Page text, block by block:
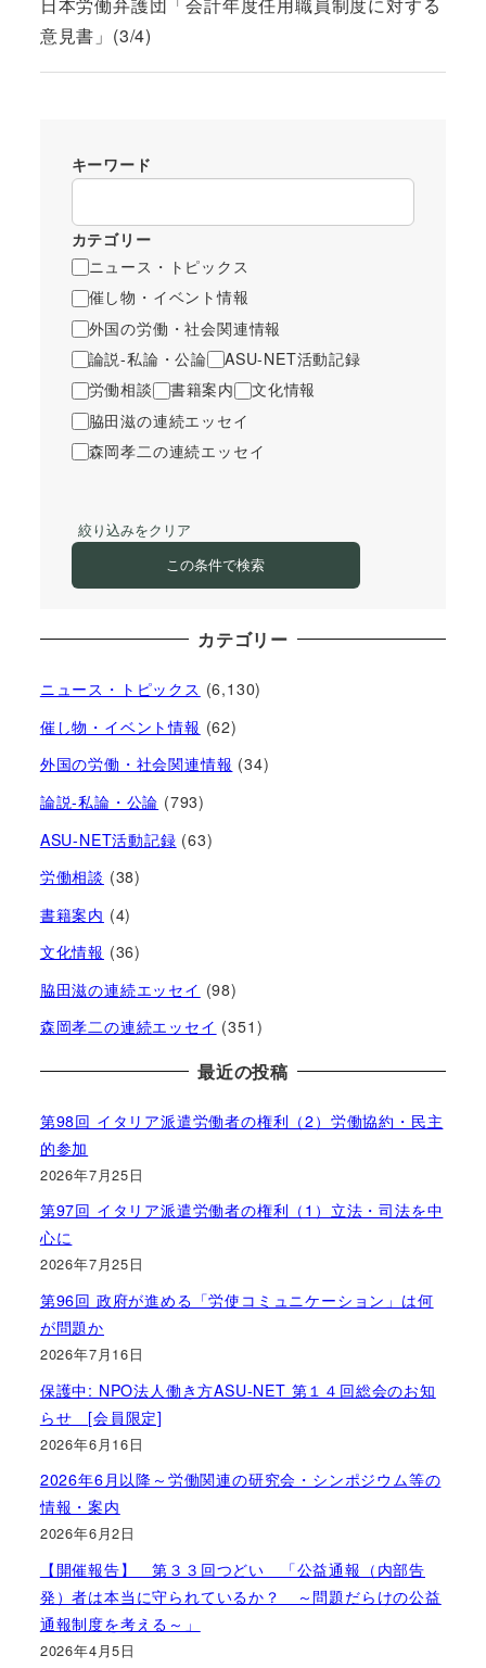
日本労働弁護団「会計年度任用職員制度に対する
意見書」(3/4)
キーワード
カテゴリー
ニュース・トピックス
催し物・イベント情報
外国の労働・社会関連情報
論説-私論・公論
ASU-NET活動記録
労働相談
書籍案内
文化情報
脇田滋の連続エッセイ
森岡孝二の連続エッセイ
絞り込みをクリア
この条件で検索
カテゴリー
ニュース・トピックス (6,130)
催し物・イベント情報 (62)
外国の労働・社会関連情報 (34)
論説-私論・公論 (793)
ASU-NET活動記録 (63)
労働相談 (38)
書籍案内 (4)
文化情報 (36)
脇田滋の連続エッセイ (98)
森岡孝二の連続エッセイ (351)
最近の投稿
第98回 イタリア派遣労働者の権利（2）労働協約・民主
的参加
2026年7月25日
第97回 イタリア派遣労働者の権利（1）立法・司法を中
心に
2026年7月25日
第96回 政府が進める「労使コミュニケーション」は何
が問題か
2026年7月16日
保護中: NPO法人働き方ASU-NET 第１４回総会のお知
らせ [会員限定]
2026年6月16日
2026年6月以降～労働関連の研究会・シンポジウム等の
情報・案内
2026年6月2日
【開催報告】 第３３回つどい 「公益通報（内部告
発）者は本当に守られているか？ ～問題だらけの公益
通報制度を考える～」
2026年4月5日